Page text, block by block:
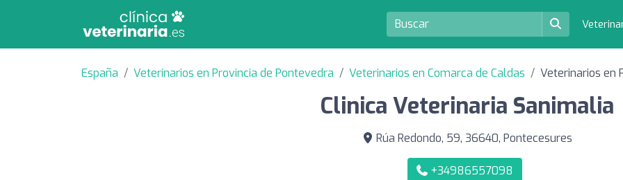
España Veterinarios en Provincia de Pontevedra Veterinarios en Comarca de Caldas Veterinarios en
Clinica Veterinaria Sanimalia
Rúa Redondo, 59, 36640, Pontecesures
+34986557098